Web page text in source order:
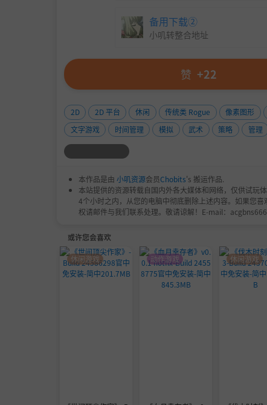
有人则希望节奏更轻松。对此，我们一直在
免让大家有“坐牢”般的游戏体验。
力。
同时，我们也诚挚欢迎大家加入我们的玩家交
真倾听。
备用下载②
小叽转整合地址
赞 +22
2D 2D 平台 休闲 传统类 Rogue 像素图形
文字游戏
时间管理 模拟 武术 策略 管理
本作品是由 小叽资源会员Chobits's 搬运作品.
本站提供的资源转载自国内外各大媒体和网络，仅供试玩
4个小时之内，从您的电脑中彻底删除上述内容。如果您
权请邮件与我们联系处理。敬请谅解！E-mail：
或许您会喜欢
休闲游戏 动作游戏 休闲游戏